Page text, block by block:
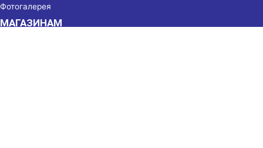
Фотогалерея
МАГАЗИНАМ